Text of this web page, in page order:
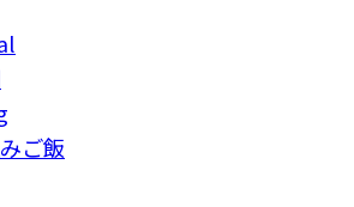
ご飯